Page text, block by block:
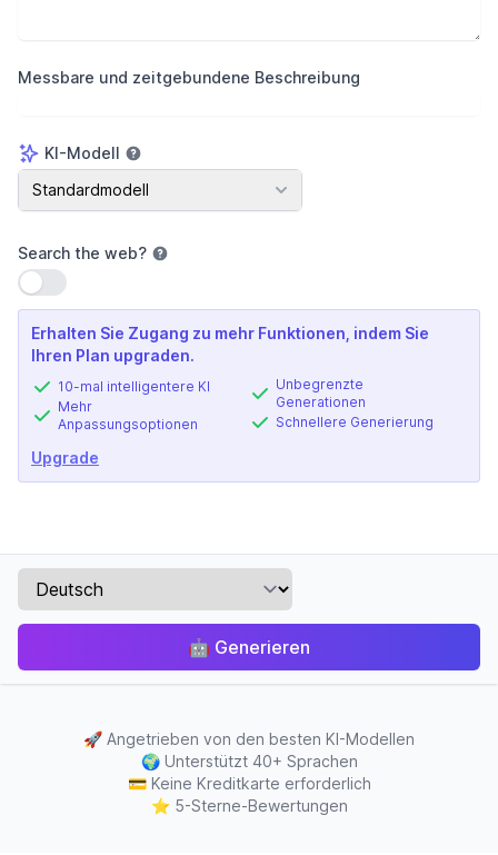
Messbare und zeitgebundene Beschreibung
KI-Modell
KI-Modell
Standardmodell
Search the web?
Einstellung verwenden
Erhalten Sie Zugang zu mehr Funktionen, indem Sie
Ihren Plan upgraden.
10-mal intelligentere KI
Mehr
Anpassungsoptionen
Unbegrenzte
Generationen
Schnellere Generierung
Upgrade
🤖 Generieren
🚀 Angetrieben von den besten KI-Modellen
🌍 Unterstützt 40+ Sprachen
💳 Keine Kreditkarte erforderlich
⭐ 5-Sterne-Bewertungen